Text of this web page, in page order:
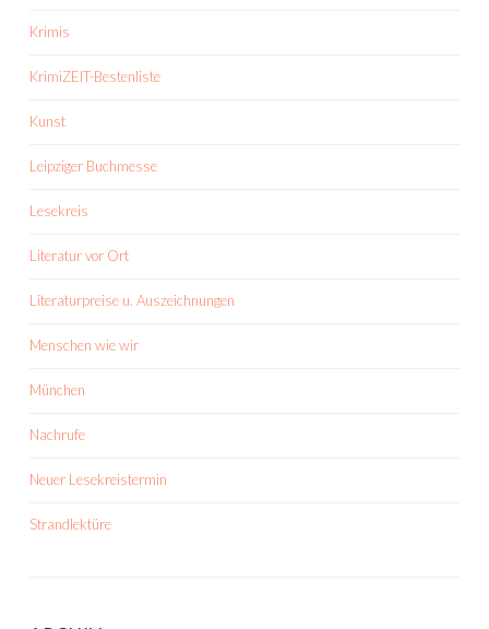
Krimis
KrimiZEIT-Bestenliste
Kunst
Leipziger Buchmesse
Lesekreis
Literatur vor Ort
Literaturpreise u. Auszeichnungen
Menschen wie wir
München
Nachrufe
Neuer Lesekreistermin
Strandlektüre